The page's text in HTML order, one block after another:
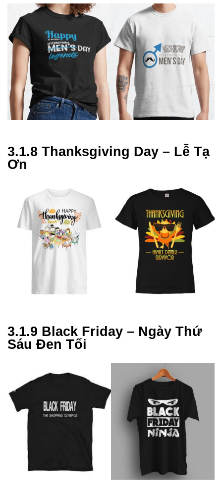
3.1.8 Thanksgiving Day – Lễ Tạ
Ơn
3.1.9 Black Friday – Ngày Thứ
Sáu Đen Tối